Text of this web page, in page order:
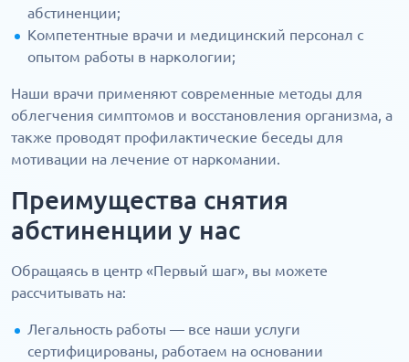
абстиненции;
Компетентные врачи и медицинский персонал с
опытом работы в наркологии;
Наши врачи применяют современные методы для
облегчения симптомов и восстановления организма, а
также проводят профилактические беседы для
мотивации на лечение от наркомании.
Преимущества снятия
абстиненции у нас
Обращаясь в центр «Первый шаг», вы можете
рассчитывать на:
Легальность работы — все наши услуги
сертифицированы, работаем на основании